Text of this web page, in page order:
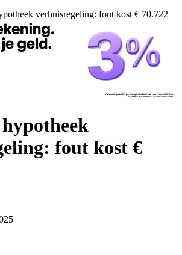
verhuisregeling: fout kost € 70.722
fout kost €